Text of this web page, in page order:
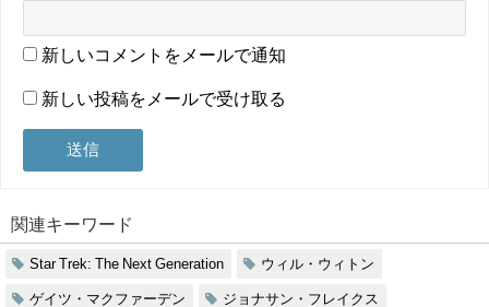
新しいコメントをメールで通知
新しい投稿をメールで受け取る
関連キーワード
Star Trek: The Next Generation ウィル・ウィトン
ゲイツ・マクファーデン ジョナサン・フレイクス